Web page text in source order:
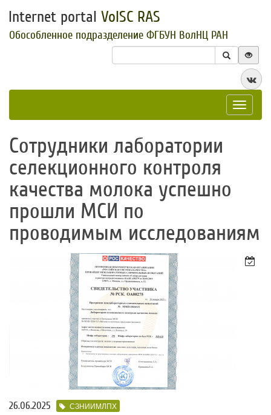
Internet portal VolSC RAS
Обособленное подразделение ФГБУН ВолНЦ РАН
Toggle
​Сотрудники лаборатории
селекционного контроля
качества молока успешно
прошли МСИ по
проводимым исследованиям
26.06.2025 СЗНИИМЛПХ